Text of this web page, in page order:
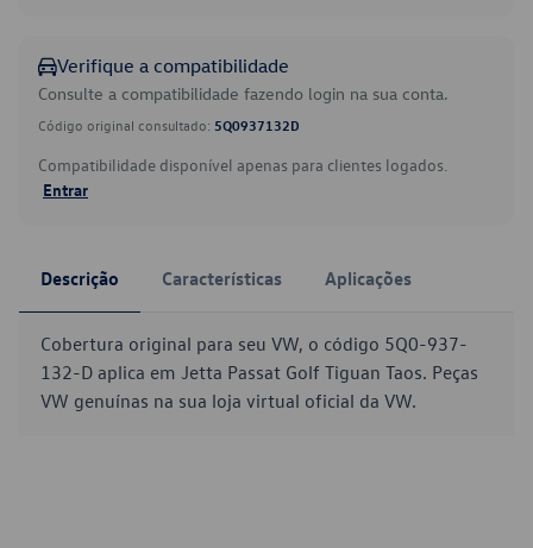
Verifique a compatibilidade
Consulte a compatibilidade fazendo login na sua conta.
Código original consultado: 5Q0937132D
Compatibilidade disponível apenas para clientes logados.
Entrar
Descrição Características Aplicações
Cobertura original para seu VW, o código 5Q0-937-
132-D aplica em Jetta Passat Golf Tiguan Taos. Peças
VW genuínas na sua loja virtual oficial da VW.